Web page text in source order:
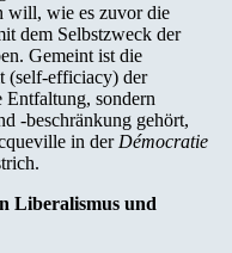
will, wie es zuvor die
dem Selbstzweck der
Gemeint ist die
(self-efficiacy) der
sondern
-beschränkung gehört,
in der Démocratie
Liberalismus und